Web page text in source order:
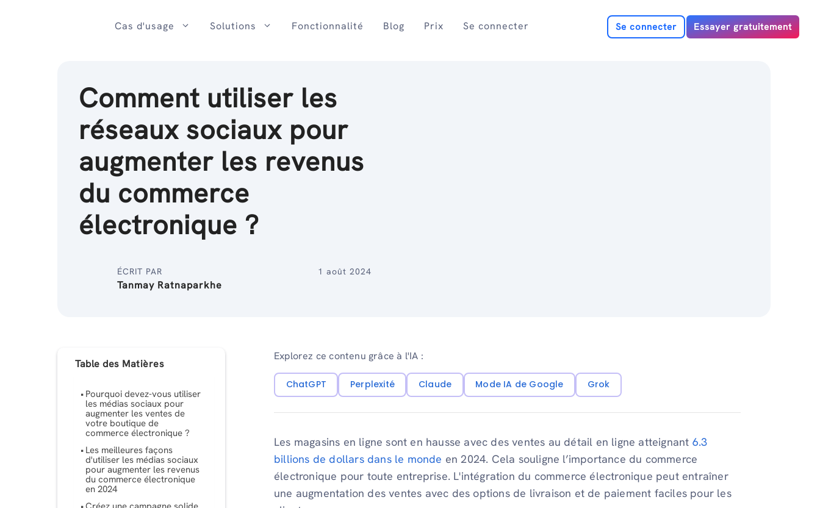
Cas d'usage Solutions Fonctionnalité Blog Prix Se connecter Se connecter Essayer gratuitement
Comment utiliser les
réseaux sociaux pour
augmenter les revenus
du commerce
électronique ?
ÉCRIT PAR
Tanmay Ratnaparkhe
1 août 2024
Table des Matières
Pourquoi devez-vous utiliser
les médias sociaux pour
augmenter les ventes de
votre boutique de
commerce électronique ?
Les meilleures façons
d'utiliser les médias sociaux
pour augmenter les revenus
du commerce électronique
en 2024
Explorez ce contenu grâce à l'IA :
ChatGPT Perplexité Claude Mode IA de Google Grok
Les magasins en ligne sont en hausse avec des ventes au détail en ligne atteignant 6.3
billions de dollars dans le monde en 2024. Cela souligne l’importance du commerce
électronique pour toute entreprise. L'intégration du commerce électronique peut entraîner
une augmentation des ventes avec des options de livraison et de paiement faciles pour les